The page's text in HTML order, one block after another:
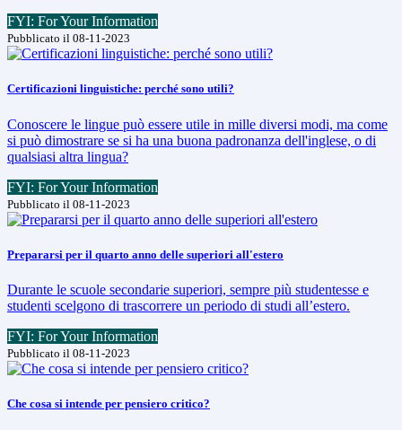
FYI: For Your Information
Pubblicato il 08-11-2023
Certificazioni linguistiche: perché sono utili?
Conoscere le lingue può essere utile in mille diversi modi, ma come
si può dimostrare se si ha una buona padronanza dell'inglese, o di
qualsiasi altra lingua?
FYI: For Your Information
Pubblicato il 08-11-2023
Prepararsi per il quarto anno delle superiori all'estero
Durante le scuole secondarie superiori, sempre più studentesse e
studenti scelgono di trascorrere un periodo di studi all’estero.
FYI: For Your Information
Pubblicato il 08-11-2023
Che cosa si intende per pensiero critico?